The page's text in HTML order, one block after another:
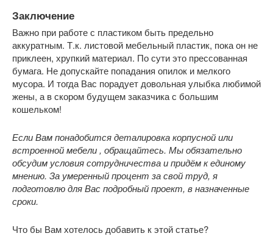
Заключение
Важно при работе с пластиком быть предельно
аккуратным. Т.к. листовой мебельный пластик, пока он не
приклеен, хрупкий материал. По сути это прессованная
бумага. Не допускайте попадания опилок и мелкого
мусора. И тогда Вас порадует довольная улыбка любимой
жены, а в скором будущем заказчика с большим
кошельком!
Если Вам понадобится деталировка корпусной или
встроенной мебели , обращайтесь. Мы обязательно
обсудим условия сотрудничества и придём к единому
мнению. За умеренный процент за свой труд, я
подготовлю для Вас подробный проект, в назначенные
сроки.
Что бы Вам хотелось добавить к этой статье?